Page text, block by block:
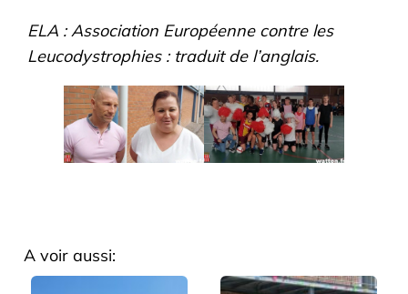
ELA : Association Européenne contre les
Leucodystrophies : traduit de l’anglais.
A voir aussi: